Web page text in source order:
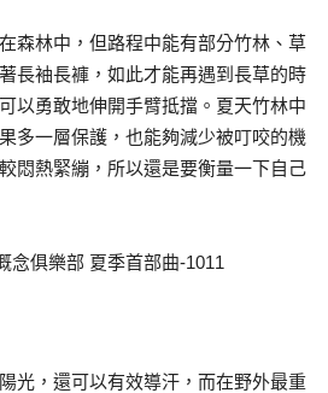
森林中，但路程中能有部分竹林、草
長袖長褲，如此才能再遇到長草的時
以勇敢地伸開手臂抵擋。夏天竹林中
多一層保護，也能夠減少被叮咬的機
悶熱緊繃，所以還是要衡量一下自己
光，還可以有效導汗，而在野外最重